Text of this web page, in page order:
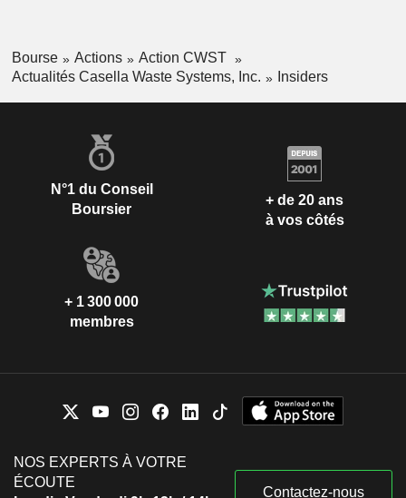
Bourse Actions
Action CWST
Actualités Casella Waste Systems, Inc.
Insiders
N°1 du Conseil
Boursier
+ de 20 ans
à vos côtés
+ 1 300 000
membres
NOS EXPERTS À VOTRE
ÉCOUTE
Contactez-nous